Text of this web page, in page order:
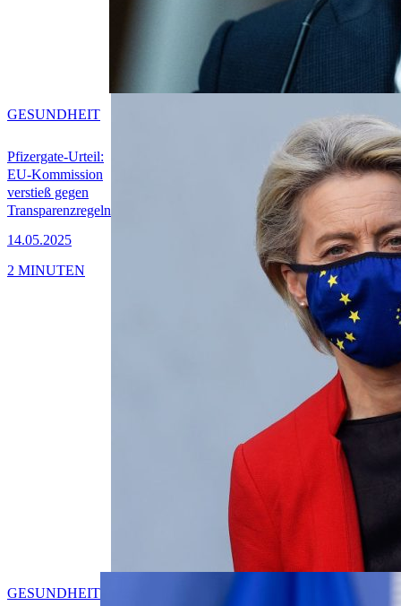
Pfizergate-Urteil:
EU-Kommission
verstieß gegen
Transparenzregeln
14.05.2025
GESUNDHEIT
2 MINUTEN
GESUNDHEIT